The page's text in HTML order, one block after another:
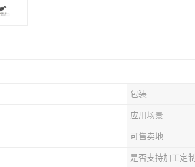
包装
应用场景
可售卖地
是否支持加工定制